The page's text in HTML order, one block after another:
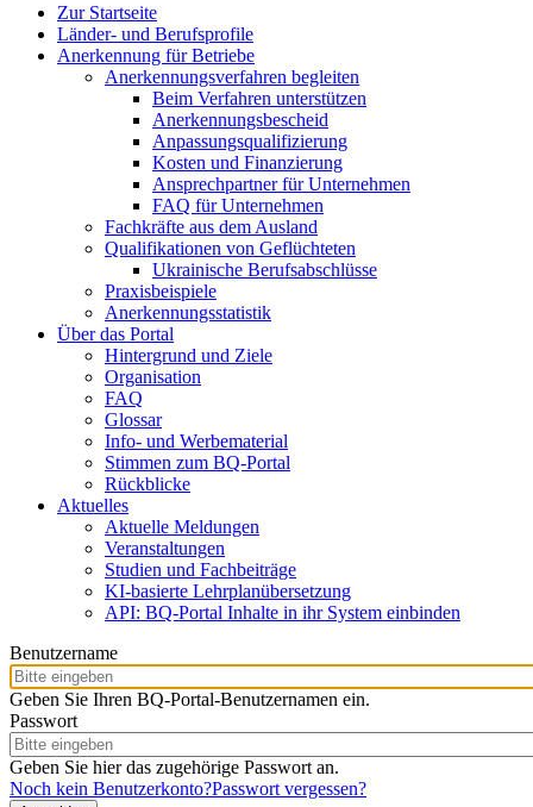
Zur Startseite
Länder- und Berufsprofile
Anerkennung für Betriebe
Anerkennungsverfahren begleiten
Beim Verfahren unterstützen
Anerkennungsbescheid
Anpassungsqualifizierung
Kosten und Finanzierung
Ansprechpartner für Unternehmen
FAQ für Unternehmen
Fachkräfte aus dem Ausland
Qualifikationen von Geflüchteten
Ukrainische Berufsabschlüsse
Praxisbeispiele
Anerkennungsstatistik
Über das Portal
Hintergrund und Ziele
Organisation
FAQ
Glossar
Info- und Werbematerial
Stimmen zum BQ-Portal
Rückblicke
Aktuelles
Aktuelle Meldungen
Veranstaltungen
Studien und Fachbeiträge
KI-basierte Lehrplanübersetzung
API: BQ-Portal Inhalte in ihr System einbinden
Benutzername
Geben Sie Ihren BQ-Portal-Benutzernamen ein.
Passwort
Geben Sie hier das zugehörige Passwort an.
Noch kein Benutzerkonto?Passwort vergessen?